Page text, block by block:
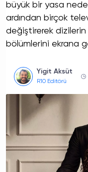
büyük bir yasa
ardından birçok
değiştirerek
bölümlerini ekrana
Yigit Aksüt
R10 Editörü